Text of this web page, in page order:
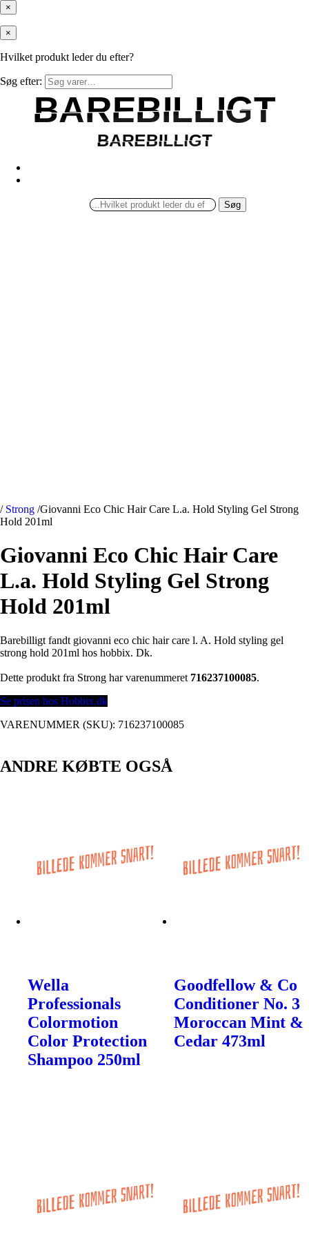
×
×
Hvilket produkt leder du efter?
Søg efter:
BAREBILLIGT
BAREBILLIGT
BAREBILLIGT
BAREBILLIGT
Søg
/ Strong /Giovanni Eco Chic Hair Care L.a. Hold Styling Gel Strong
Hold 201ml
Giovanni Eco Chic Hair Care
L.a. Hold Styling Gel Strong
Hold 201ml
Barebilligt fandt giovanni eco chic hair care l. A. Hold styling gel
strong hold 201ml hos hobbix. Dk.
Dette produkt fra Strong har varenummeret 716237100085.
Se prisen hos Hobbix.dk
VARENUMMER (SKU): 716237100085
ANDRE KØBTE OGSÅ
Wella
Professionals
Colormotion
Color Protection
Shampoo 250ml
Goodfellow & Co
Conditioner No. 3
Moroccan Mint &
Cedar 473ml